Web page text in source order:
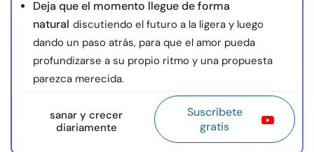
Deja que el momento llegue de forma
natural discutiendo el futuro a la ligera y luego
dando un paso atrás, para que el amor pueda
profundizarse a su propio ritmo y una propuesta
parezca merecida.
sanar y crecer
diariamente
Suscríbete
gratis